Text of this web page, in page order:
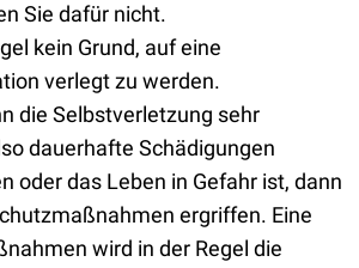
Sie dafür nicht.
kein Grund, auf eine
verlegt zu werden.
die Selbstverletzung sehr
dauerhafte Schädigungen
oder das Leben in Gefahr ist, dann
ergriffen. Eine
wird in der Regel die